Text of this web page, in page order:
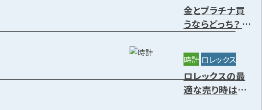
金とプラチナ買
うならどっち？ 特
い・今後の資産
価値を解説
時計 ロレックス
ロレックスの最
適な売り時はい